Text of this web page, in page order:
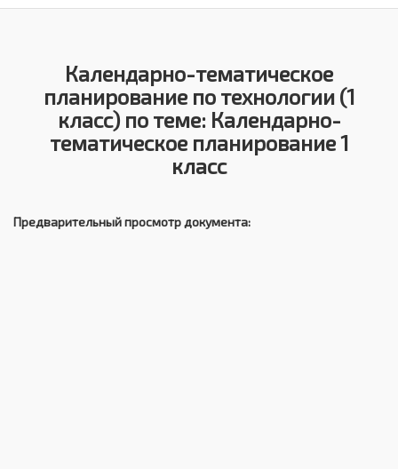
Календарно-тематическое
планирование по технологии (1
класс) по теме: Календарно-
тематическое планирование 1
класс
Предварительный просмотр документа: